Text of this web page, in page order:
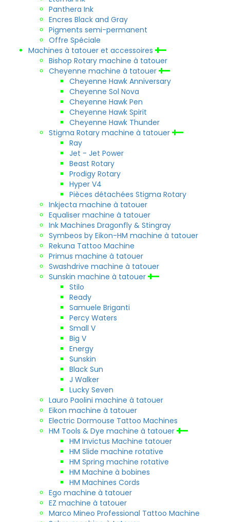
Panthera Ink
Encres Black and Gray
Pigments semi-permanent
Offre Spéciale
Machines à tatouer et accessoires
Bishop Rotary machine à tatouer
Cheyenne machine à tatouer
Cheyenne Hawk Anniversary
Cheyenne Sol Nova
Cheyenne Hawk Pen
Cheyenne Hawk Spirit
Cheyenne Hawk Thunder
Stigma Rotary machine à tatouer
Ray
Jet - Jet Power
Beast Rotary
Prodigy Rotary
Hyper V4
Pièces détachées Stigma Rotary
Inkjecta machine à tatouer
Equaliser machine à tatouer
Ink Machines Dragonfly & Stingray
Symbeos by Eikon-HM machine à tatouer
Rekuna Tattoo Machine
Primus machine à tatouer
Swashdrive machine à tatouer
Sunskin machine à tatouer
Stilo
Ready
Samuele Briganti
Percy Waters
Small V
Big V
Energy
Sunskin
Black Sun
J Walker
Lucky Seven
Lauro Paolini machine à tatouer
Eikon machine à tatouer
Electric Dormouse Tattoo Machines
HM Tools & Dye machine à tatouer
HM Invictus Machine tatouer
HM Slide machine rotative
HM Spring machine rotative
HM Machine à bobines
HM Machines Cords
Ego machine à tatouer
EZ machine à tatouer
Marco Mineo Professional Tattoo Machine